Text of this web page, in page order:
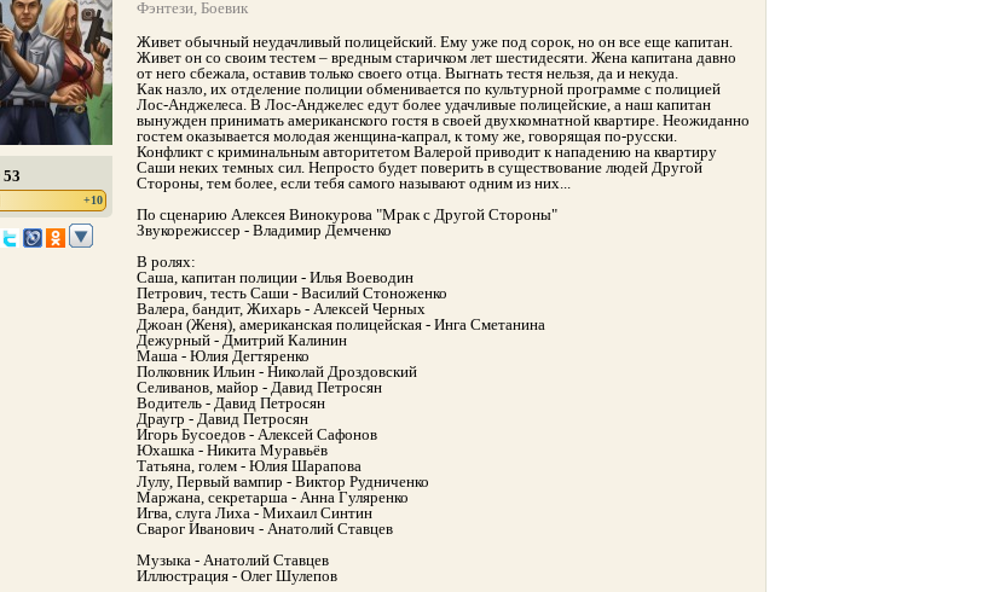
53
+10
Фэнтези, Боевик
Живет обычный неудачливый полицейский. Ему уже под сорок, но он все еще капитан.
Живет он со своим тестем – вредным старичком лет шестидесяти. Жена капитана давно
от него сбежала, оставив только своего отца. Выгнать тестя нельзя, да и некуда.
Как назло, их отделение полиции обменивается по культурной программе с полицией
Лос-Анджелеса. В Лос-Анджелес едут более удачливые полицейские, а наш капитан
вынужден принимать американского гостя в своей двухкомнатной квартире. Неожиданно
гостем оказывается молодая женщина-капрал, к тому же, говорящая по-русски.
Конфликт с криминальным авторитетом Валерой приводит к нападению на квартиру
Саши неких темных сил. Непросто будет поверить в существование людей Другой
Стороны, тем более, если тебя самого называют одним из них...
По сценарию Алексея Винокурова "Мрак с Другой Стороны"
Звукорежиссер - Владимир Демченко
В ролях:
Саша, капитан полиции - Илья Воеводин
Петрович, тесть Саши - Василий Стоноженко
Валера, бандит, Жихарь - Алексей Черных
Джоан (Женя), американская полицейская - Инга Сметанина
Дежурный - Дмитрий Калинин
Маша - Юлия Дегтяренко
Полковник Ильин - Николай Дроздовский
Селиванов, майор - Давид Петросян
Водитель - Давид Петросян
Драугр - Давид Петросян
Игорь Бусоедов - Алексей Сафонов
Юхашка - Никита Муравьёв
Татьяна, голем - Юлия Шарапова
Лулу, Первый вампир - Виктор Рудниченко
Маржана, секретарша - Анна Гуляренко
Игва, слуга Лиха - Михаил Синтин
Сварог Иванович - Анатолий Ставцев
Музыка - Анатолий Ставцев
Иллюстрация - Олег Шулепов